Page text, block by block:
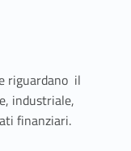
riguardano il
industriale,
finanziari.